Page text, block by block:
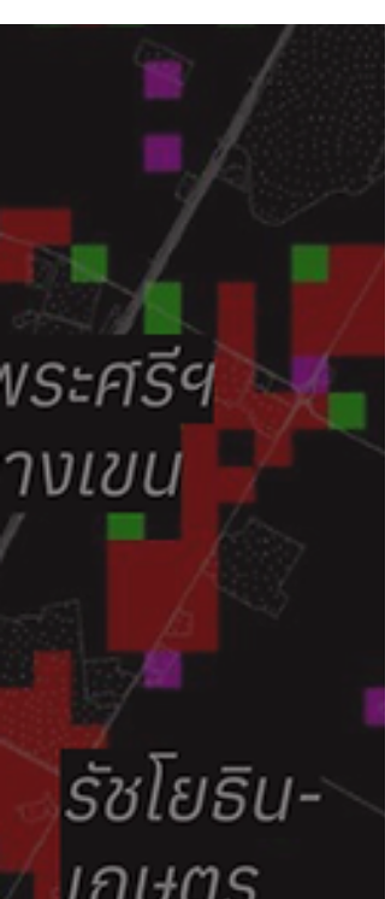
“บ้านในฝัน” คงเป็นความฝันของ คนเมือง หลายๆ
ช่วงบั่นปลาย หรือ บ้านที่ เดินทางสะดวก ใกล้แหล่ง
งาน หรือ แหล่งบันเทิง จนกระทั่ง หันมองกลับมาที่
ความเป็นจริง เมื่อข้อมูลสถิติกรุงเทพมหานคร บ่งชี้
ถึง ภาระค่าใช้จ่าย กับการมี “บ้าน” ในปัจจุบัน อาจ
มีอุปสรรคทางการเงินคอยสกัด และ เลื่อนภาพฝัน
เหล่านี้ออกไป พอมองรายได้ในปัจจุบัน การมีบ้าน
ในฝัน อาจะจะเป็นแผนระยะยาวอันเลือนลาง เมื่อ
พวกเราจำลอง รายรับในแต่ละช่วงรายได้ เทียบกั
อัตราการกู้สินเชื่อสู